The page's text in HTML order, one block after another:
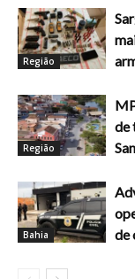
Região
Região
de
Bahia
de